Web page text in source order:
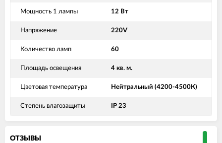
Мощность 1 лампы 12 Вт
Напряжение 220V
Количество ламп 60
Площадь освещения 4 кв. м.
Цветовая температура Нейтральный (4200-4500К)
Степень влагозащиты IP 23
ОТЗЫВЫ